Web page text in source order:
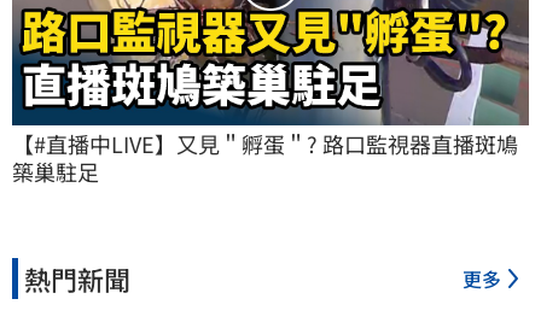
【#直播中LIVE】又見＂孵蛋＂? 路口監視器直播斑鳩
築巢駐足
熱門新聞 更多